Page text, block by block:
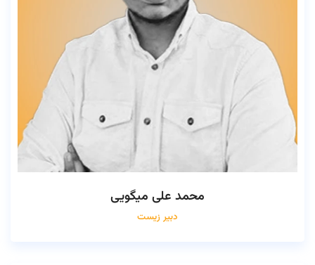
محمد علی میگویی
دبیر زیست